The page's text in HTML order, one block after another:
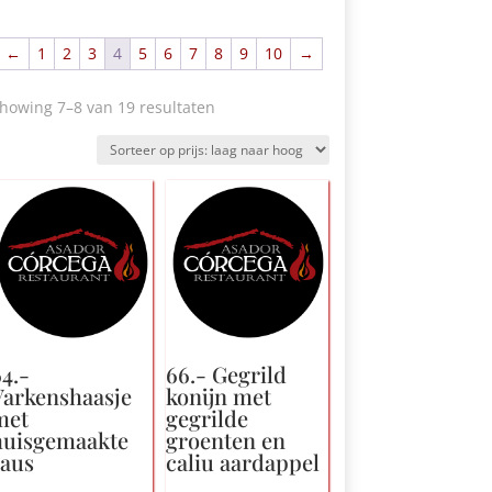
← 1 2 3 4 5 6 7 8 9 10 →
7–8 van 19 resultatenGesorteerd
prijs:
laag
hoog
66.- Gegrild
konijn met
gegrilde
groenten en
caliu aardappel